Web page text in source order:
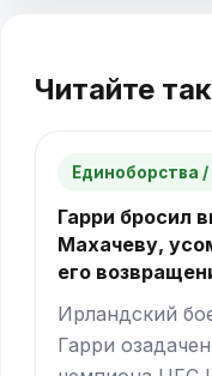
Читайте
Единоборства
Гарри бросил
Махачеву,
его
Ирландский
Гарри